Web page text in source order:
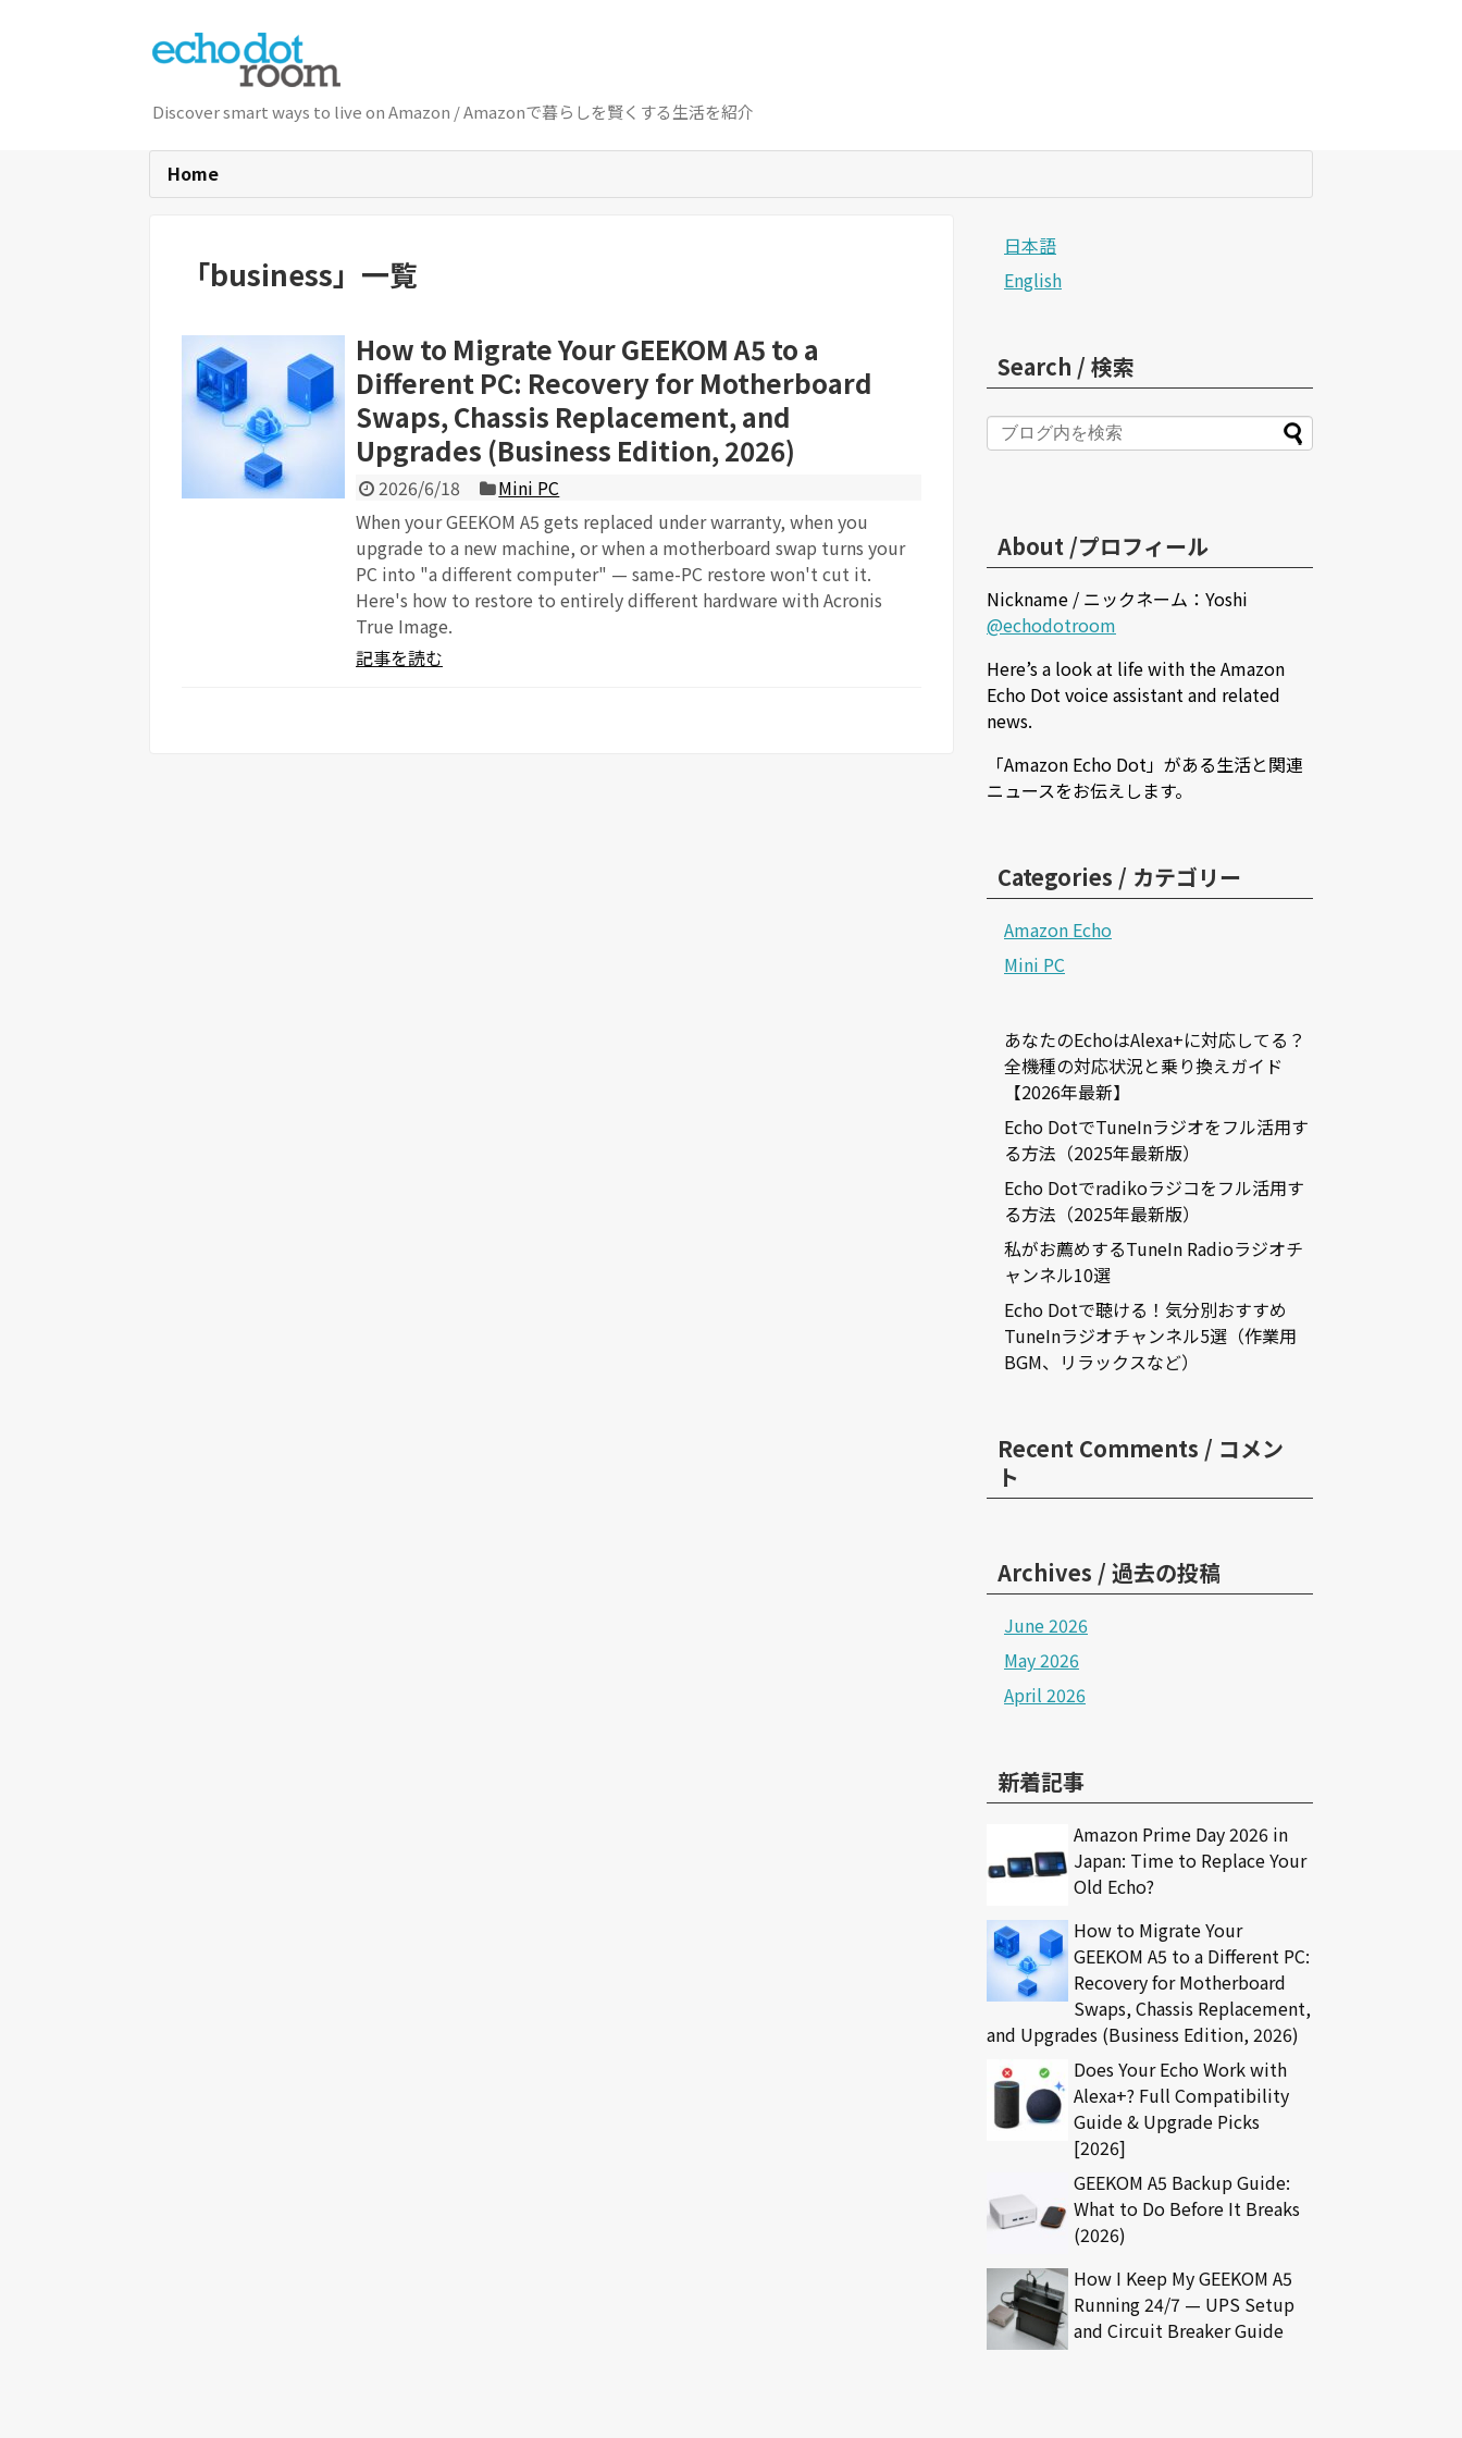
Discover smart ways to live on Amazon / Amazonで暮らしを賢くする生活を紹介
Home
「business」 一覧
How to Migrate Your GEEKOM A5 to a
Different PC: Recovery for Motherboard
Swaps, Chassis Replacement, and
Upgrades (Business Edition, 2026)
2026/6/18
Mini PC
When your GEEKOM A5 gets replaced under warranty, when you
upgrade to a new machine, or when a motherboard swap turns your
PC into "a different computer" — same-PC restore won't cut it.
Here's how to restore to entirely different hardware with Acronis
True Image.
記事を読む
日本語
English
Search / 検索
About /プロフィール
Nickname / ニックネーム：Yoshi
@echodotroom
Here’s a look at life with the Amazon
Echo Dot voice assistant and related
news.
「Amazon Echo Dot」がある生活と関連
ニュースをお伝えします。
Categories / カテゴリー
Amazon Echo
Mini PC
あなたのEchoはAlexa+に対応してる？
全機種の対応状況と乗り換えガイド
【2026年最新】
Echo DotでTuneInラジオをフル活用す
る方法（2025年最新版）
Echo Dotでradikoラジコをフル活用す
る方法（2025年最新版）
私がお薦めするTuneIn Radioラジオチ
ャンネル10選
Echo Dotで聴ける！気分別おすすめ
TuneInラジオチャンネル5選（作業用
BGM、リラックスなど）
Recent Comments / コメン
ト
Archives / 過去の投稿
June 2026
May 2026
April 2026
新着記事
Amazon Prime Day 2026 in
Japan: Time to Replace Your
Old Echo?
How to Migrate Your
GEEKOM A5 to a Different PC:
Recovery for Motherboard
Swaps, Chassis Replacement,
and Upgrades (Business Edition, 2026)
Does Your Echo Work with
Alexa+? Full Compatibility
Guide & Upgrade Picks
[2026]
GEEKOM A5 Backup Guide:
What to Do Before It Breaks
(2026)
How I Keep My GEEKOM A5
Running 24/7 — UPS Setup
and Circuit Breaker Guide